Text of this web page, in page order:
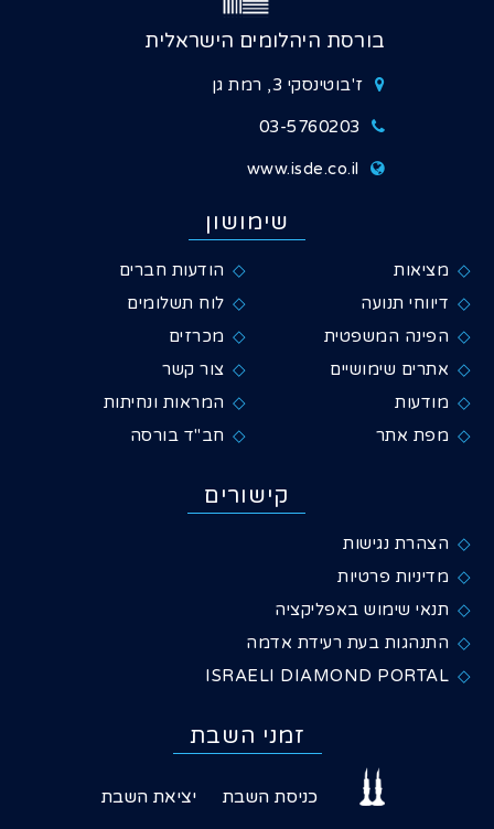
בורסת היהלומים הישראלית
ז'בוטינסקי 3, רמת גן
03-5760203
www.isde.co.il
שימושון
מציאות
הודעות חברים
דיווחי תנועה
לוח תשלומים
הפינה המשפטית
מכרזים
אתרים שימושיים
צור קשר
מודעות
המראות ונחיתות
מפת אתר
חב"ד בורסה
קישורים
הצהרת נגישות
מדיניות פרטיות
תנאי שימוש באפליקציה
התנהגות בעת רעידת אדמה
ISRAELI DIAMOND PORTAL
זמני השבת
כניסת השבת
יציאת השבת